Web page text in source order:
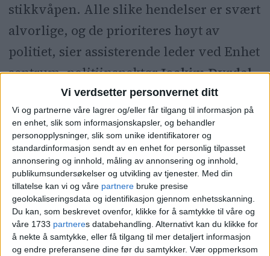
Vi verdsetter personvernet ditt
Vi og partnerne våre lagrer og/eller får tilgang til informasjon på
en enhet, slik som informasjonskapsler, og behandler
personopplysninger, slik som unike identifikatorer og
standardinformasjon sendt av en enhet for personlig tilpasset
annonsering og innhold, måling av annonsering og innhold,
publikumsundersøkelser og utvikling av tjenester. Med din
tillatelse kan vi og våre partnere bruke presise
geolokaliseringsdata og identifikasjon gjennom enhetsskanning.
Du kan, som beskrevet ovenfor, klikke for å samtykke til våre og
våre 1733 partneres databehandling. Alternativt kan du klikke for
å nekte å samtykke, eller få tilgang til mer detaljert informasjon
og endre preferansene dine før du samtykker. Vær oppmerksom
stikkvåpen. Alle slike hendelser er svært
alvorlige, og de prioriteres høyt av
politiet, sier assisterende leder ved Enhet
sentrum, politiinspektørJoakim Dyrdal,
til VårtOslo.
Han sier politiet er klar over at slike
episoder, og omfanget av disse, kan være
med på å skape en frykt i befolkningen.
– Derfor er vi nå inne i en periode hvor vi
har stor fokus på å forebygge at slikt skal
skje ute i det offentlige rom, forklarer